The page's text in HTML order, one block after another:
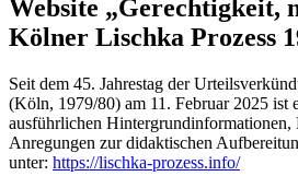
Website „Gerechtigkeit,
Kölner Lischka Prozess
Seit dem 45. Jahrestag der
(Köln, 1979/80) am 11. Februar 2025 ist
ausführlichen Hintergrundinformationen,
Anregungen zur didaktischen
unter: https://lischka-prozess.info/